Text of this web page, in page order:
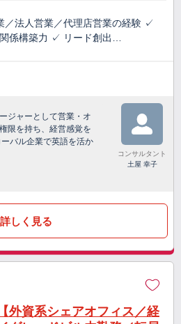
／法人営業／代理店営業の経験 ✓
係構築力 ✓ リード創出…
ジャーとして営業・オ
限を持ち、経営感覚を
バル企業で英語を活か
コンサルタント
土屋 幸子
詳しく見る
外資系シェアオフィス／経